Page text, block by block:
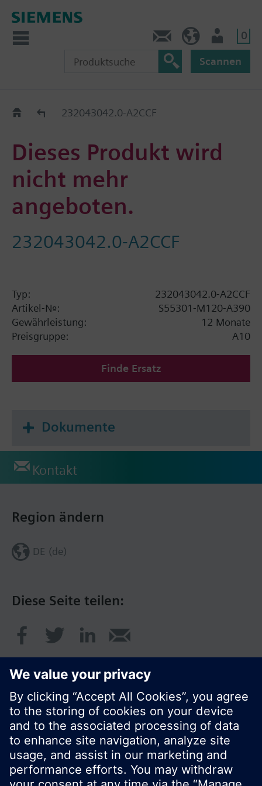
0
Scannen
Old2New232043042.0-A2CCF
Dieses Produkt wird
nicht mehr
angeboten.
232043042.0-A2CCF
Typ:
232043042.0-A2CCF
Artikel-Nr.:
S55301-M120-A390
Gewährleistung:
12 Monate
Preisgruppe:
A10
Finde Ersatz
Dokumente
Kontakt
Diese Seite teilen:
Region ändern
DE (de)
© Siemens Schweiz AG 2020
Preise: unverbindliche Preisempfehlung ohne